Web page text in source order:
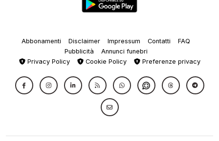
Abbonamenti Disclaimer Impressum Contatti
FAQ
Pubblicità
Annunci funebri
Privacy Policy
Cookie Policy Preferenze privacy